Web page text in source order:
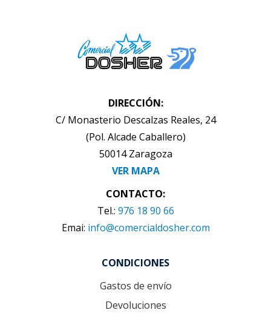
DIRECCIÓN:
C/ Monasterio Descalzas Reales, 24
(Pol. Alcade Caballero)
50014 Zaragoza
VER MAPA
CONTACTO:
Tel.: 976 18 90 66
Emai: info@comercialdosher.com
CONDICIONES
Gastos de envío
Devoluciones